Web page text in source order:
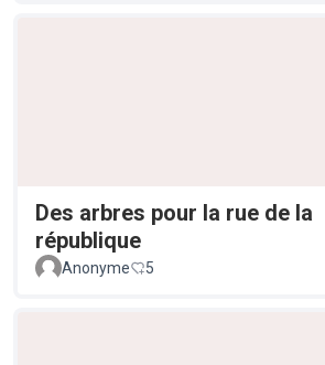
Des arbres pour la rue de la
république
Anonyme 5